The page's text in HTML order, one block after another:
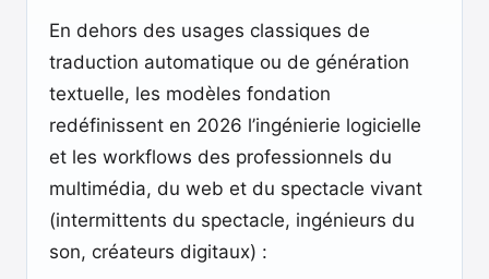
En dehors des usages classiques de
traduction automatique ou de génération
textuelle, les modèles fondation
redéfinissent en 2026 l’ingénierie logicielle
et les workflows des professionnels du
multimédia, du web et du spectacle vivant
(intermittents du spectacle, ingénieurs du
son, créateurs digitaux) :